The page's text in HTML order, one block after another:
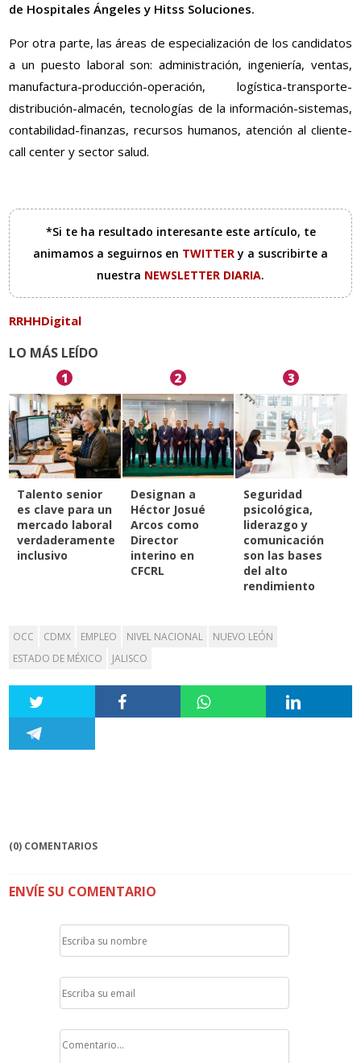
de Hospitales Ángeles y Hitss Soluciones.
Por otra parte, las áreas de especialización de los candidatos
a un puesto laboral son: administración, ingeniería, ventas,
manufactura-producción-operación, logística-transporte-
distribución-almacén, tecnologías de la información-sistemas,
contabilidad-finanzas, recursos humanos, atención al cliente-
call center y sector salud.
*Si te ha resultado interesante este artículo, te
animamos a seguirnos en TWITTERy a suscribirte a
nuestra NEWSLETTER DIARIA.
RRHHDigital
LO MÁS LEÍDO
1
Talento senior
es clave para un
mercado laboral
verdaderamente
inclusivo
2
Designan a
Héctor Josué
Arcos como
Director
interino en
CFCRL
3
Seguridad
psicológica,
liderazgo y
comunicación
son las bases
del alto
rendimiento
OCC CDMX EMPLEO NIVEL NACIONAL
NUEVO LEÓN
ESTADO DE MÉXICO
JALISCO
(0) COMENTARIOS
ENVÍE SU COMENTARIO